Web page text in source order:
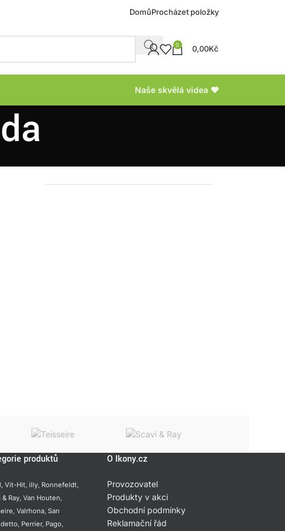
DomůProcházet položky
0 0,00Kč
Naše skvělá videa ❤
produktů
Vit-Hit, illy, Ronnefeldt,
& Ray, Van Houten,
, Valrhona, San
, Perrier, Pago,
O Ikony.cz
Provozovatel
Produkty v akci
Obchodní podmínky
Reklamační řád